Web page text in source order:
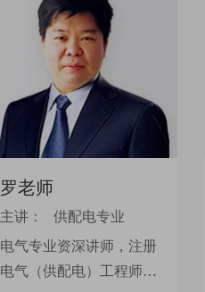
罗老师
主讲：
供配电专业
电气专业资深讲师，注册
电气（供配电）工程师。